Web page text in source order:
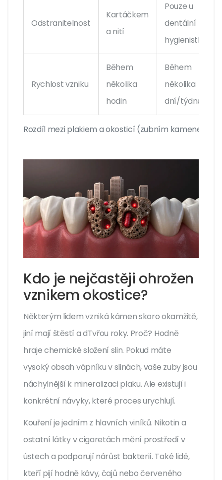
Rozdíl mezi plakiem a okosticí (zubním kamenem)
Odstranitelnost
Kartáčkem
a nití
Pouze u
dentální
hygienistky
Rychlost vzniku
Během
několika
hodin
Během
několika
dní/týdnů
Kdo je nejčastěji ohrožen
vznikem okostice?
Některým lidem vzniká kámen skoro okamžitě,
jiní mají štěstí a dTvřou roky. Proč? Hodně
hraje chemické složení slin. Pokud máte
vysoký obsah vápníku v slinách, vaše zuby jsou
náchylnější k mineralizaci plaku. Ale existují i
konkrétní návyky, které proces urychlují.
Kouření je jedním z hlavních viníků. Nikotin a
ostatní látky v cigaretách mění prostředí v
ústech a podporují nárůst bakterií. Také lidé,
kteří pijí hodně kávy, čajů nebo červeného